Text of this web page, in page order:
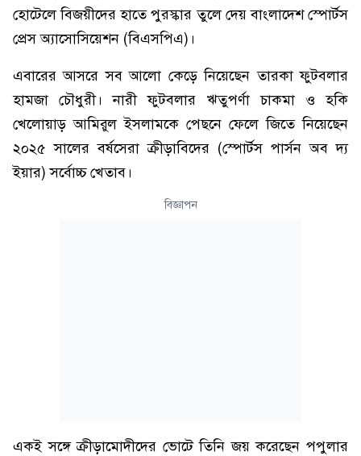
হোটেলে বিজয়ীদের হাতে পুরস্কার তুলে দেয় বাংলাদেশ স্পোর্টস
প্রেস অ্যাসোসিয়েশন (বিএসপিএ)।
এবারের আসরে সব আলো কেড়ে নিয়েছেন তারকা ফুটবলার
হামজা চৌধুরী। নারী ফুটবলার ঋতুপর্ণা চাকমা ও হকি
খেলোয়াড় আমিরুল ইসলামকে পেছনে ফেলে জিতে নিয়েছেন
২০২৫ সালের বর্ষসেরা ক্রীড়াবিদের (স্পোর্টস পার্সন অব দ্য
ইয়ার) সর্বোচ্চ খেতাব।
বিজ্ঞাপন
একই সঙ্গে ক্রীড়ামোদীদের ভোটে তিনি জয় করেছেন পপুলার